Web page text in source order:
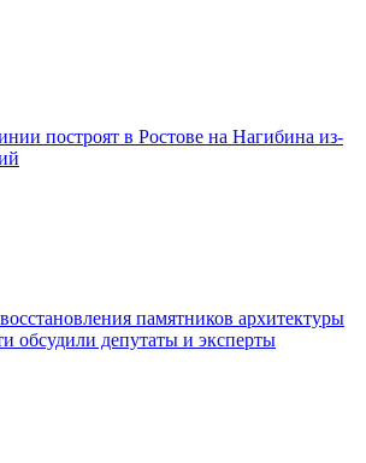
построят в Ростове на Нагибина из-
памятников архитектуры
обсудили депутаты и эксперты